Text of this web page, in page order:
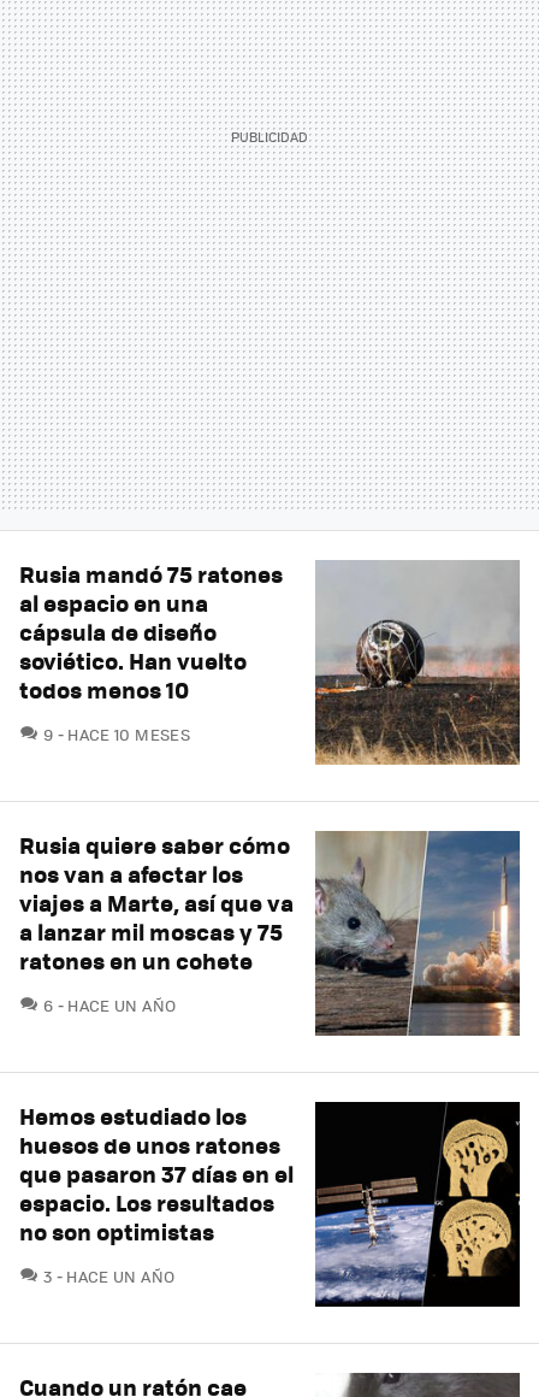
Rusia mandó 75 ratones
al espacio en una
cápsula de diseño
soviético. Han vuelto
todos menos 10
9 COMENTARIOS
HACE 10 MESES
Rusia quiere saber cómo
nos van a afectar los
viajes a Marte, así que va
a lanzar mil moscas y 75
ratones en un cohete
6 COMENTARIOS
HACE UN AÑO
Hemos estudiado los
huesos de unos ratones
que pasaron 37 días en el
espacio. Los resultados
no son optimistas
3 COMENTARIOS
HACE UN AÑO
Cuando un ratón cae